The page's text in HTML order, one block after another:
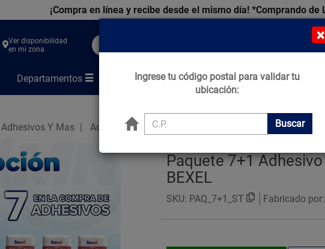
¡Compra en línea y recibe desde el mismo día! *Comprando de
Ver disponibilidad
en mi zona
Departamentos Marcas Tips que Construyen
Y Mas Adhesivos Adhesivos
Paquete 7+1 Adhesivo
BEXEL
SKU: PAQ_7+1_ST Fabricado
×
Ingrese tu código postal para validar tu
ubicación:
Buscar